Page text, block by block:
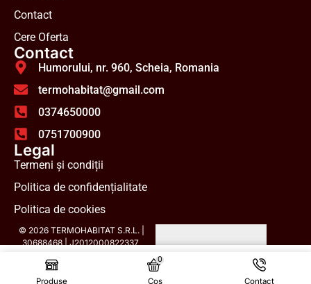
453,48
cu TVA Adaugă În Coș
Produse
0
Coș Contact
Contact
Cere Oferta
Contact
Humorului, nr. 960, Scheia, Romania
termohabitat@gmail.com
0374650000
0751700900
Legal
Termeni și condiții
Politica de confidențialitate
Politica de cookies
© 2026 TERMOHABITAT S.R.L. |
30688468 | J2012000822337